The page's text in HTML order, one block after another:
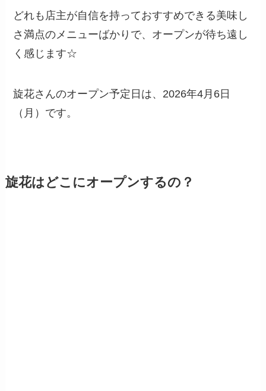
どれも店主が自信を持っておすすめできる美味し
さ満点のメニューばかりで、オープンが待ち遠し
く感じます☆
旋花さんのオープン予定日は、2026年4月6日
（月）です。
旋花はどこにオープンするの？